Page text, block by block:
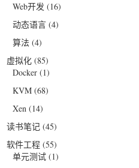
Web开发 (16)
动态语言 (4)
算法 (4)
虚拟化 (85)
Docker (1)
KVM (68)
Xen (14)
读书笔记 (45)
软件工程 (55)
单元测试 (1)